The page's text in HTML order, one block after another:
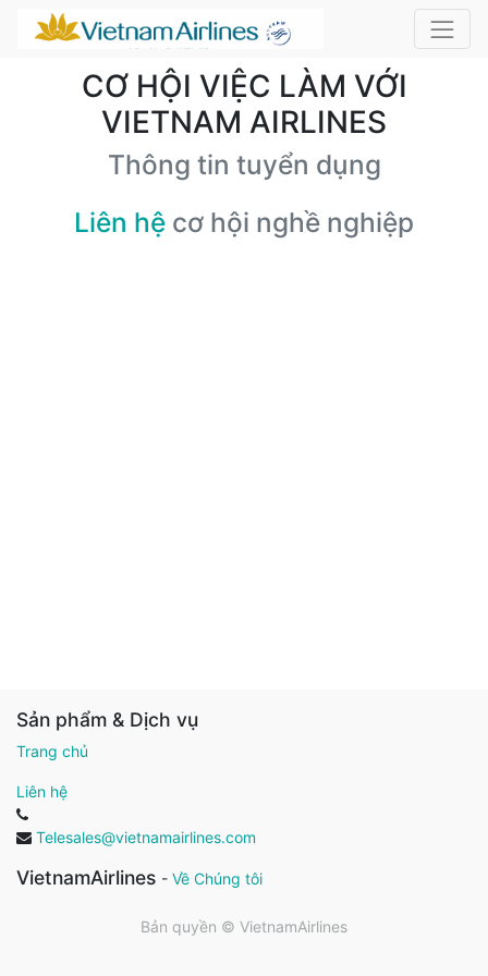
CƠ HỘI VIỆC LÀM VỚI
VIETNAM AIRLINES
Thông tin tuyển dụng
Liên hệ cơ hội nghề nghiệp
Sản phẩm & Dịch vụ
Trang chủ
Liên hệ
Telesales@vietnamairlines.com
VietnamAirlines - Về Chúng tôi
Bản quyền © VietnamAirlines